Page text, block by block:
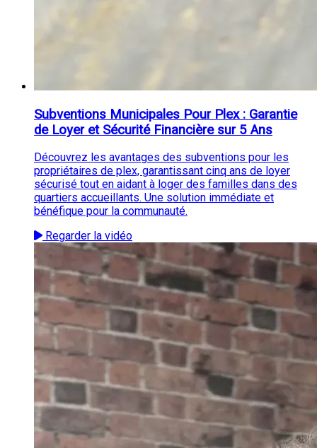
Subventions Municipales Pour Plex : Garantie
de Loyer et Sécurité Financière sur 5 Ans
Découvrez les avantages des subventions pour les
propriétaires de plex, garantissant cinq ans de loyer
sécurisé tout en aidant à loger des familles dans des
quartiers accueillants. Une solution immédiate et
bénéfique pour la communauté.
Regarder la vidéo